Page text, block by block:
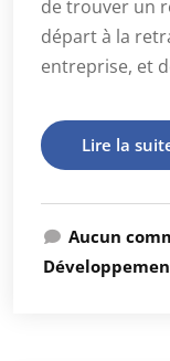
de trouver un
départ à la
entreprise, et
Lire la
Aucun